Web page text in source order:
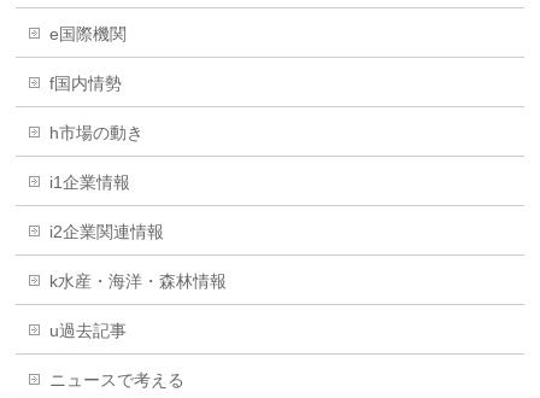
e国際機関
f国内情勢
h市場の動き
i1企業情報
i2企業関連情報
k水産・海洋・森林情報
u過去記事
ニュースで考える